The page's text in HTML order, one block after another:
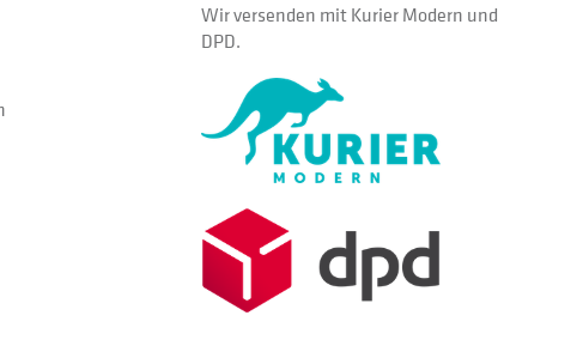
Wir versenden mit Kurier Modern und
DPD.